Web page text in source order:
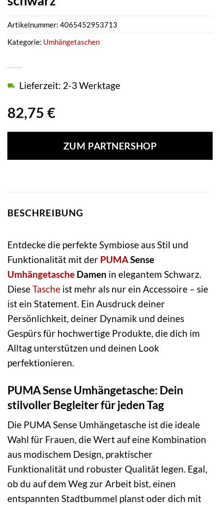
82,75 €
Lieferzeit: 2-3 Werktage
ZUM PARTNERSHOP
Artikelnummer: 4065452953713
Kategorie: Umhängetaschen
BESCHREIBUNG
Entdecke die perfekte Symbiose aus Stil und
Funktionalität mit der PUMASense
Umhängetasche Damen in elegantem Schwarz.
DieseTasche ist mehr als nur ein Accessoire – sie
ist ein Statement. Ein Ausdruck deiner
Persönlichkeit, deiner Dynamik und deines
Gespürs für hochwertige Produkte, die dich im
Alltag unterstützen und deinen Look
perfektionieren.
PUMA Sense Umhängetasche: Dein
stilvoller Begleiter für jeden Tag
Die PUMA Sense Umhängetasche ist die ideale
Wahl für Frauen, die Wert auf eine Kombination
aus modischem Design, praktischer
Funktionalität und robuster Qualität legen. Egal,
ob du auf dem Weg zur Arbeit bist, einen
entspannten Stadtbummel planst oder dich mit